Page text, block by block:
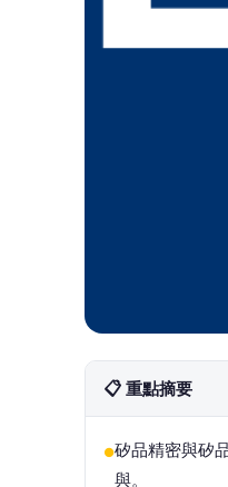
📋 重點摘要
●矽品精密與矽
與。